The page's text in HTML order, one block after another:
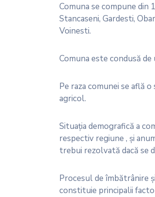
Comuna se compune din
Stancaseni, Gardesti,
Voinesti.
Comuna este condusă
Pe raza comunei se află
agricol.
Situaţia demografică a
respectiv regiune , şi
trebui rezolvată dacă se
Procesul de îmbătrânire
constituie principalii